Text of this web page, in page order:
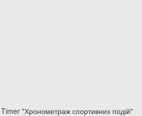
"Хронометраж спортивних подій"